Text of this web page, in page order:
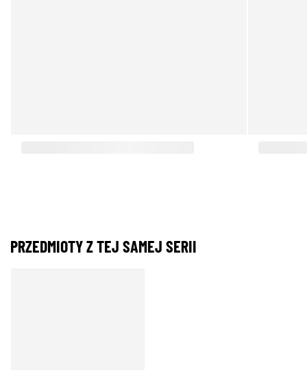
PRZEDMIOTY Z TEJ SAMEJ SERII